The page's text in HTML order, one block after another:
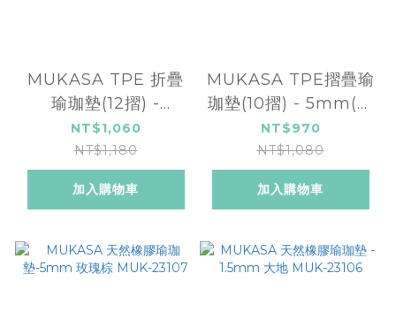
MUKASA TPE 折疊
瑜珈墊(12摺) -
6mm(冰湖藍) MUK-
23141
NT$1,060
NT$1,180
加入購物車
MUKASA TPE摺疊瑜
珈墊(10摺) - 5mm(燕
麥棕) MUK-23142
NT$970
NT$1,080
加入購物車